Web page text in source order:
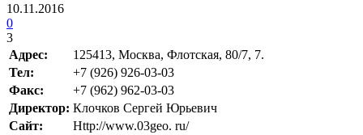
10.11.2016
0
3
Адрес:
125413, Москва, Флотская, 80/7, 7.
Teл:
+7 (926) 926-03-03
Факс:
+7 (962) 962-03-03
Директор: Клочков Сергей Юрьевич
Сайт:
Http://www.03geo. ru/